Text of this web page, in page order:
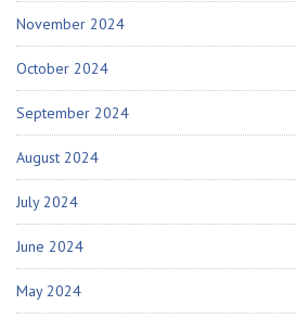
November 2024
October 2024
September 2024
August 2024
July 2024
June 2024
May 2024